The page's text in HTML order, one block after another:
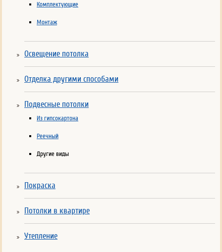
Комплектующие
Монтаж
Освещение потолка
Отделка другими способами
Подвесные потолки
Из гипсокартона
Реечный
Другие виды
Покраска
Потолки в квартире
Утепление